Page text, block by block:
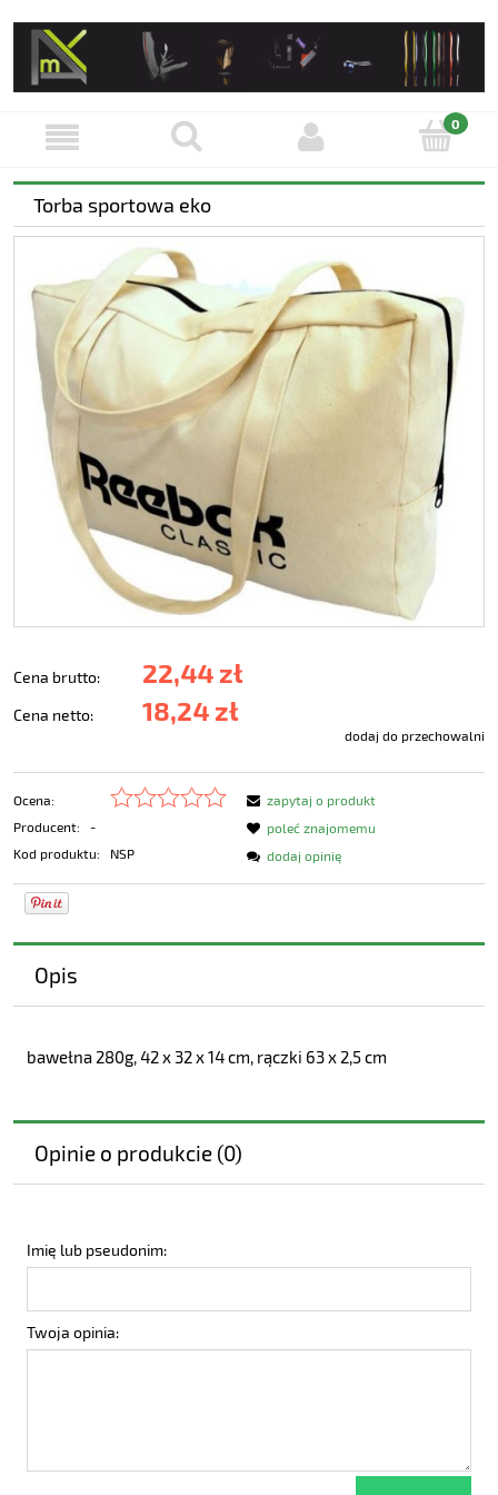
Torba sportowa eko
Cena brutto: 22,44 zł
Cena netto: 18,24 zł
dodaj do przechowalni
Ocena:
Producent:
-
Kod produktu:
NSP
zapytaj o produkt
poleć znajomemu
dodaj opinię
Opis
bawełna 280g, 42 x 32 x 14 cm, rączki 63 x 2,5 cm
Opinie o produkcie (0)
Imię lub pseudonim:
Twoja opinia: